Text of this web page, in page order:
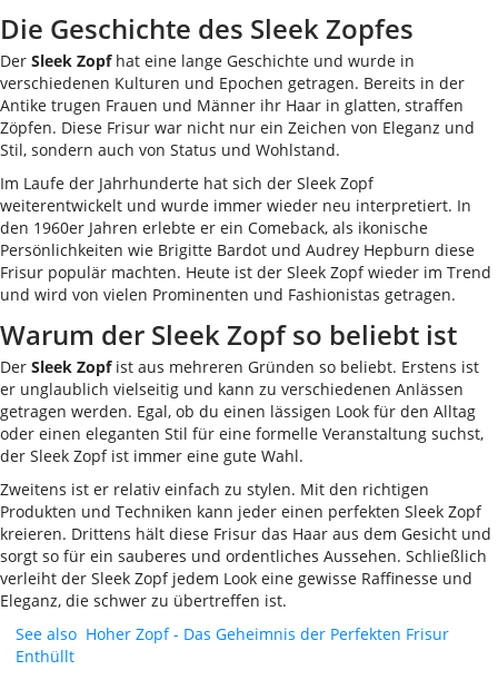
Die Geschichte des Sleek Zopfes
Der Sleek Zopfhat eine lange Geschichte und wurde in
verschiedenen Kulturen und Epochen getragen. Bereits in der
Antike trugen Frauen und Männer ihr Haar in glatten, straffen
Zöpfen. Diese Frisur war nicht nur ein Zeichen von Eleganz und
Stil, sondern auch von Status und Wohlstand.
Im Laufe der Jahrhunderte hat sich der Sleek Zopf
weiterentwickelt und wurde immer wieder neu interpretiert. In
den 1960er Jahren erlebte er ein Comeback, als ikonische
Persönlichkeiten wie Brigitte Bardot und Audrey Hepburn diese
Frisur populär machten. Heute ist der Sleek Zopf wieder im Trend
und wird von vielen Prominenten und Fashionistas getragen.
Warum der Sleek Zopf so beliebt ist
Der Sleek Zopfist aus mehreren Gründen so beliebt. Erstens ist
er unglaublich vielseitig und kann zu verschiedenen Anlässen
getragen werden. Egal, ob du einen lässigen Look für den Alltag
oder einen eleganten Stil für eine formelle Veranstaltung suchst,
der Sleek Zopf ist immer eine gute Wahl.
Zweitens ist er relativ einfach zu stylen. Mit den richtigen
Produkten und Techniken kann jeder einen perfekten Sleek Zopf
kreieren. Drittens hält diese Frisur das Haar aus dem Gesicht und
sorgt so für ein sauberes und ordentliches Aussehen. Schließlich
verleiht der Sleek Zopf jedem Look eine gewisse Raffinesse und
Eleganz, die schwer zu übertreffen ist.
See also Hoher Zopf - Das Geheimnis der Perfekten Frisur
Enthüllt